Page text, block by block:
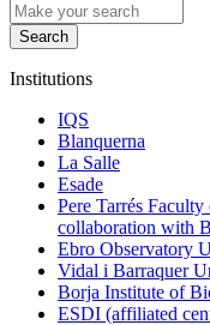
Institutions
IQS
Blanquerna
La Salle
Esade
Pere Tarrés
collaboration with
Ebro Observatory
Vidal i Barraquer
Borja Institute of
ESDI (affiliated